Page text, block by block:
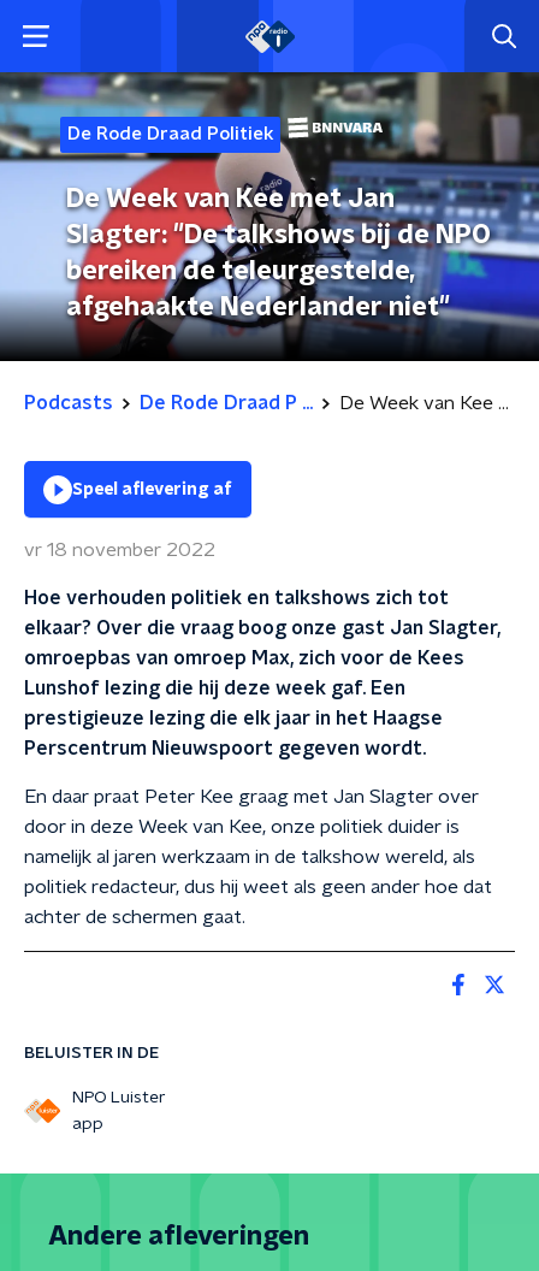
De Rode Draad Politiek
De Week van Kee met Jan
Slagter: "De talkshows bij de NPO
bereiken de teleurgestelde,
afgehaakte Nederlander niet"
Podcasts De Rode Draad P ... De Week van Kee met Jan Slagter: "De talkshows bij de NPO bereiken de teleurgestelde, afgehaakte Nederlander niet"
BELUISTER IN DE
NPO Luister
app
Speel aflevering af
vr 18 november 2022
Hoe verhouden politiek en talkshows zich tot
elkaar? Over die vraag boog onze gast Jan Slagter,
omroepbas van omroep Max, zich voor de Kees
Lunshof lezing die hij deze week gaf. Een
prestigieuze lezing die elk jaar in het Haagse
Perscentrum Nieuwspoort gegeven wordt.
En daar praat Peter Kee graag met Jan Slagter over
door in deze Week van Kee, onze politiek duider is
namelijk al jaren werkzaam in de talkshow wereld, als
politiek redacteur, dus hij weet als geen ander hoe dat
achter de schermen gaat.
Andere afleveringen